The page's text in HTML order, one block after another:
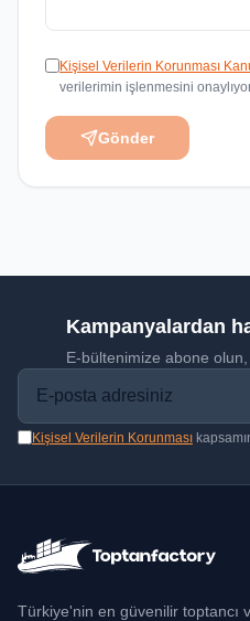
Kişisel Verilerin Korunması
verilerimin işlenmesini
Gönder
Kampanyalardan
E-bültenimize abone olun,
Kişisel Verilerin Korunması
Türkiye'nin en güvenilir toptancı